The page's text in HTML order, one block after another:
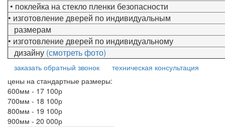
• поклейка на стекло пленки безопасности
• изготовление дверей по индивидуальным
размерам
• изготовление дверей по индивидуальному
дизайну (смотреть фото)
заказать обратный звонок
техническая консультация
цены на стандартные размеры:
600мм - 17 100р
700мм - 18 100р
800мм - 19 100р
900мм - 20 000р